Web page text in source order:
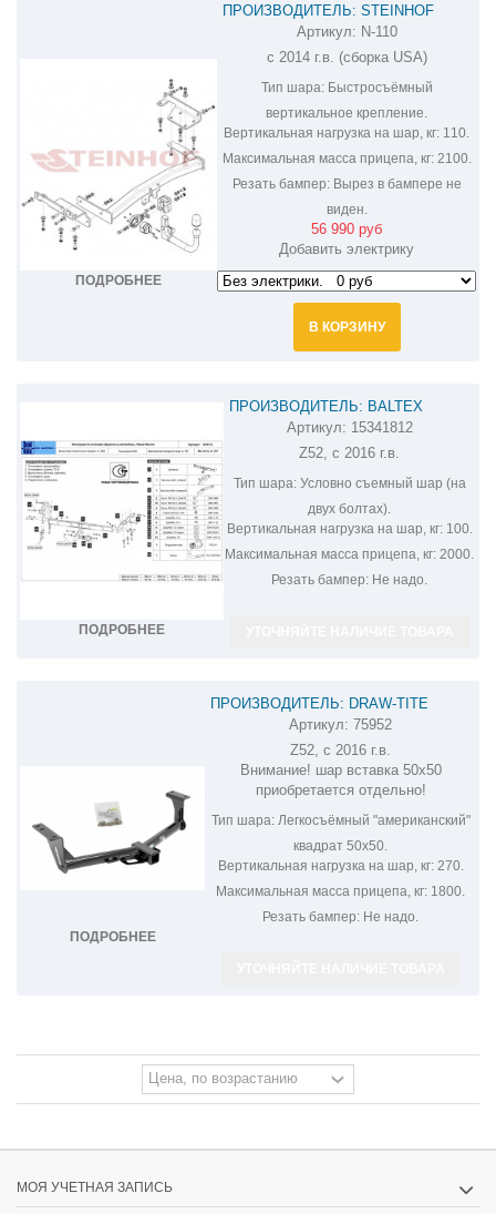
ПОДРОБНЕЕ
ПРОИЗВОДИТЕЛЬ: STEINHOF
ФАРКОП НА NISSAN MURANO N-110
Артикул: N-110
с 2014 г.в. (сборка USA)
Тип шара:Быстросъёмный
вертикальное крепление.
Вертикальная нагрузка на шар, кг: 110.
Максимальная масса прицепа, кг:2100.
Резать бампер:Вырез в бампере не
виден.
56 990 руб
Добавить электрику
В КОРЗИНУ
ПОДРОБНЕЕ
ПРОИЗВОДИТЕЛЬ: BALTEX
ФАРКОП НА NISSAN MURANO
15341812
Артикул: 15341812
Z52, с 2016 г.в.
Тип шара:Условно съемный шар (на
двух болтах).
Вертикальная нагрузка на шар, кг:100.
Максимальная масса прицепа, кг: 2000.
Резать бампер: Не надо.
ПОДРОБНЕЕ
ПРОИЗВОДИТЕЛЬ: DRAW-TITE
ФАРКОП НА NISSAN MURANO 75952
Артикул: 75952
Z52, с 2016 г.в.
Внимание! шар вставка 50х50
приобретается отдельно!
Тип шара:Легкосъёмный "американский"
квадрат 50х50.
Вертикальная нагрузка на шар, кг:270.
Максимальная масса прицепа, кг: 1800.
Резать бампер: Не надо.
МОЯ УЧЕТНАЯ ЗАПИСЬ